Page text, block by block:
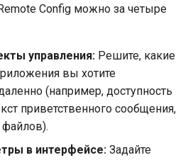
Config можно за четыре
управления: Решите, какие
вы хотите
(например, доступность
приветственного сообщения,
файлов).
в интерфейсе: Задайте